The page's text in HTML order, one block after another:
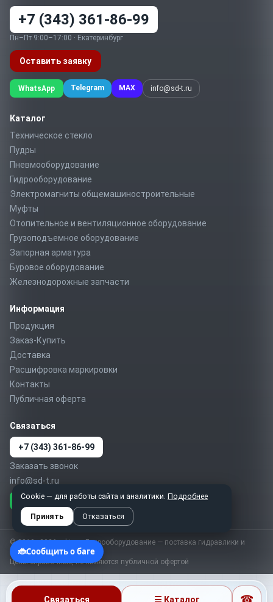
+7 (343) 361-86-99
Пн–Пт 9:00–17:00 · Екатеринбург
Оставить заявку
WhatsApp Telegram MAX info@sd-t.ru
Каталог
Техническое стекло
Пудры
Пневмооборудование
Гидрооборудование
Электромагниты общемашиностроительные
Муфты
Отопительное и вентиляционное оборудование
Грузоподъемное оборудование
Запорная арматура
Буровое оборудование
Железнодорожные запчасти
Информация
Продукция
Заказ-Купить
Доставка
Расшифровка маркировки
Контакты
Публичная оферта
Связаться
+7 (343) 361-86-99
Заказать звонок
info@sd-t.ru
WhatsApp Telegram MAX
© 2010–2026 sd-t.ru · Гидрооборудование — поставка гидравлики и
пневматики по России
Цены справочные, не являются публичной офертой
Cookie — для работы сайта и аналитики. Подробнее
Принять Отказаться
Связаться ☰ Каталог ☎